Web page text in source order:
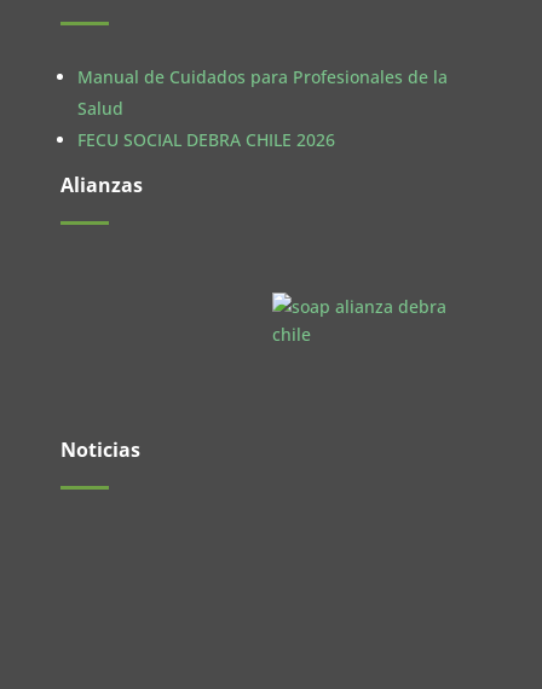
Manual de Cuidados para Profesionales de la
Salud
FECU SOCIAL DEBRA CHILE 2026
Alianzas
Noticias